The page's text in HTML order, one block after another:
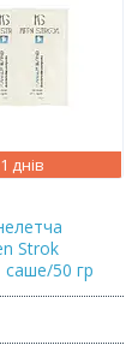
днів
Strok
саше/50 гр